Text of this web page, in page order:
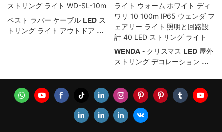
ベスト ラバー ケーブル LED ス
トリング ライト アウトドア ス
WENDA - クリスマス LED 屋外
ストリング デコレーション ラ
アリー ライト 照明と回路設計
40 LED ストリング ライト